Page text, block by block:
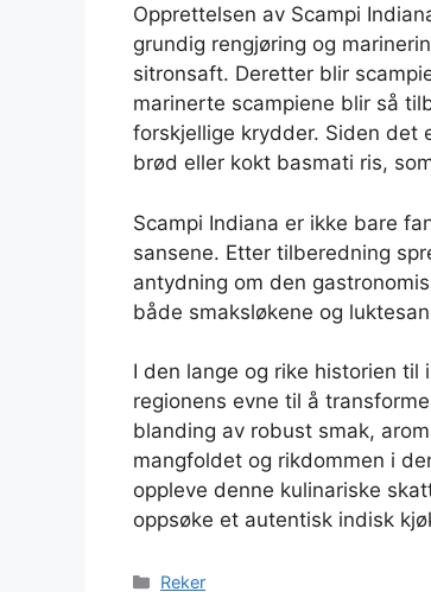
Opprettelsen av Scampi
grundig rengjøring og
sitronsaft. Deretter blir
marinerte scampiene blir så
forskjellige krydder. Siden det
brød eller kokt basmati ris,
Scampi Indiana er ikke bare
sansene. Etter tilberedning
antydning om den
både smaksløkene og
I den lange og rike historien til
regionens evne til å
blanding av robust smak,
mangfoldet og rikdommen i
oppleve denne kulinariske
oppsøke et autentisk indisk
Kategorier
Reker